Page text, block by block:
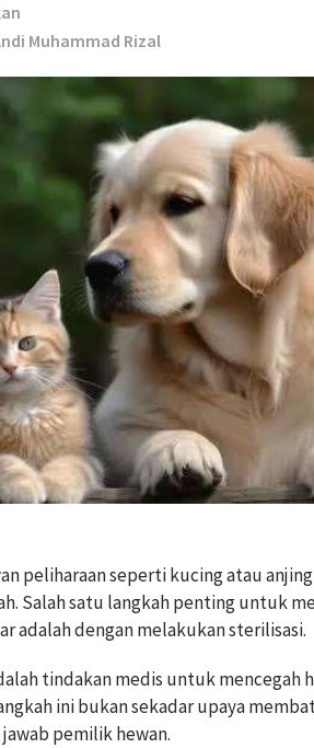
Muhammad Rizal
peliharaan seperti kucing atau
Salah satu langkah penting untuk
adalah dengan melakukan sterilisasi.
tindakan medis untuk mencegah
ini bukan sekadar upaya
pemilik hewan.